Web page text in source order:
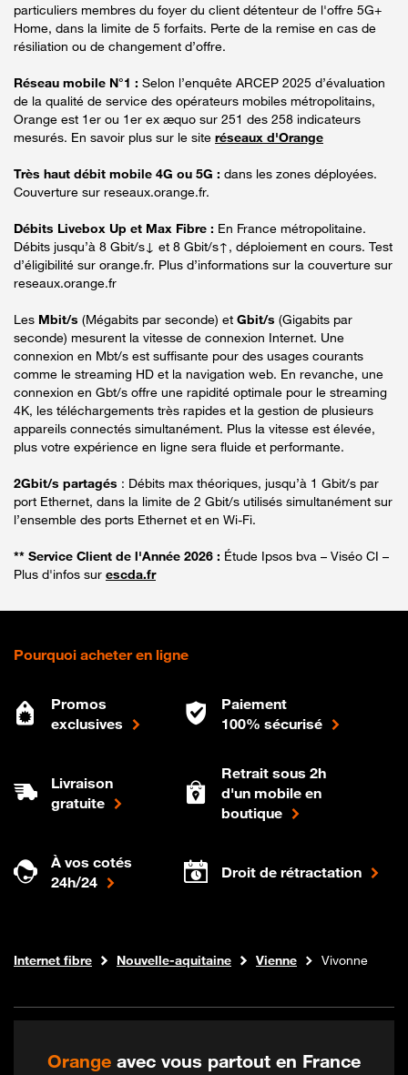
particuliers membres du foyer du client détenteur de l'offre 5G+
Home, dans la limite de 5 forfaits. Perte de la remise en cas de
résiliation ou de changement d’offre.
Réseau mobile N°1 : Selon l’enquête ARCEP 2025 d’évaluation
de la qualité de service des opérateurs mobiles métropolitains,
Orange est 1er ou 1er ex æquo sur 251 des 258 indicateurs
mesurés. En savoir plus sur le site réseaux d'Orange
Très haut débit mobile 4G ou 5G : dans les zones déployées.
Couverture sur reseaux.orange.fr.
Débits Livebox Up et Max Fibre : En France métropolitaine.
Débits jusqu’à 8 Gbit/s↓ et 8 Gbit/s↑, déploiement en cours. Test
d’éligibilité sur orange.fr. Plus d’informations sur la couverture sur
reseaux.orange.fr
Les Mbit/s (Mégabits par seconde) et Gbit/s (Gigabits par
seconde) mesurent la vitesse de connexion Internet. Une
connexion en Mbt/s est suffisante pour des usages courants
comme le streaming HD et la navigation web. En revanche, une
connexion en Gbt/s offre une rapidité optimale pour le streaming
4K, les téléchargements très rapides et la gestion de plusieurs
appareils connectés simultanément. Plus la vitesse est élevée,
plus votre expérience en ligne sera fluide et performante.
2Gbit/s partagés : Débits max théoriques, jusqu’à 1 Gbit/s par
port Ethernet, dans la limite de 2 Gbit/s utilisés simultanément sur
l’ensemble des ports Ethernet et en Wi-Fi.
** Service Client de l'Année 2026 : Étude Ipsos bva – Viséo CI –
Plus d'infos sur escda.fr
Pourquoi acheter en ligne
Promos
exclusives
Paiement
100% sécurisé
Livraison
gratuite
Retrait sous 2h
d'un mobile en
boutique
À vos cotés
24h/24
Droit de rétractation
Boutique Orange
Internet fibre Nouvelle-aquitaine Vienne Vivonne